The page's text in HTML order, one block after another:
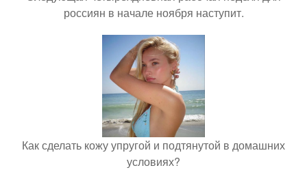
россиян в начале ноября наступит.
Как сделать кожу упругой и подтянутой в домашних
условиях?